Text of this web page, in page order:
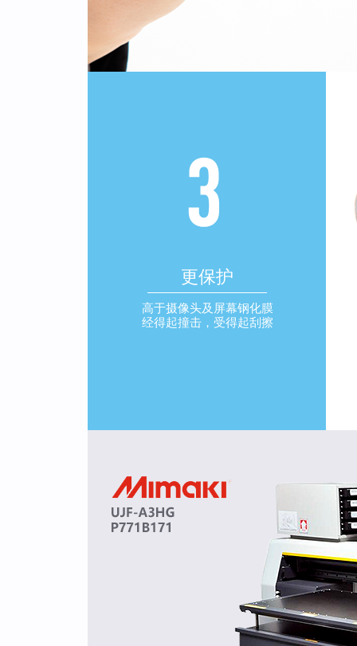
更保护
高于摄像头及屏幕钢化膜
经得起撞击，受得起刮擦